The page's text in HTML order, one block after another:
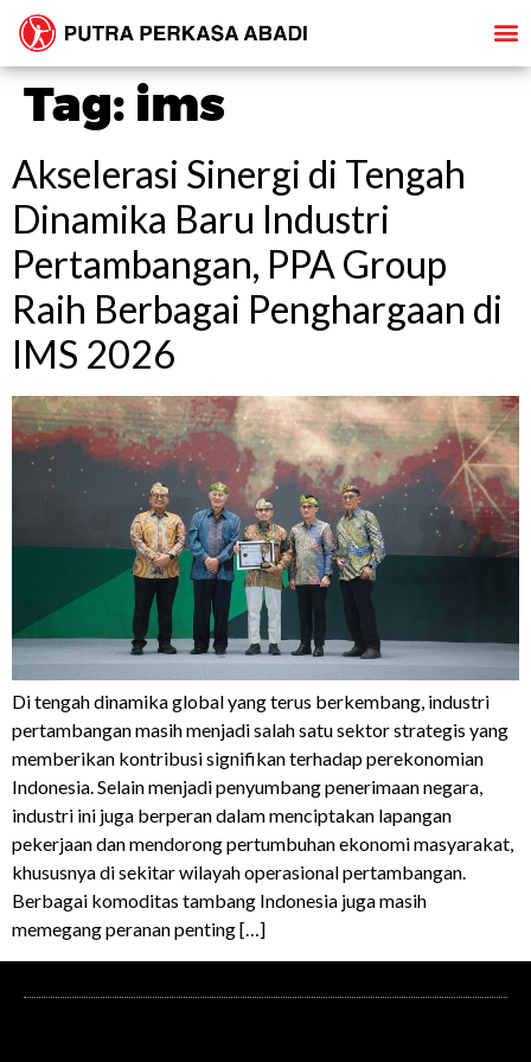
Tag: ims
Akselerasi Sinergi di Tengah
Dinamika Baru Industri
Pertambangan, PPA Group
Raih Berbagai Penghargaan di
IMS 2026
Di tengah dinamika global yang terus berkembang, industri
pertambangan masih menjadi salah satu sektor strategis yang
memberikan kontribusi signifikan terhadap perekonomian
Indonesia. Selain menjadi penyumbang penerimaan negara,
industri ini juga berperan dalam menciptakan lapangan
pekerjaan dan mendorong pertumbuhan ekonomi masyarakat,
khususnya di sekitar wilayah operasional pertambangan.
Berbagai komoditas tambang Indonesia juga masih
memegang peranan penting […]